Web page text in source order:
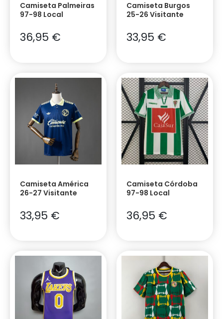
Camiseta Palmeiras
97-98 Local
36,95 €
Camiseta Burgos
25-26 Visitante
33,95 €
Camiseta América
26-27 Visitante
33,95 €
Camiseta Córdoba
97-98 Local
36,95 €